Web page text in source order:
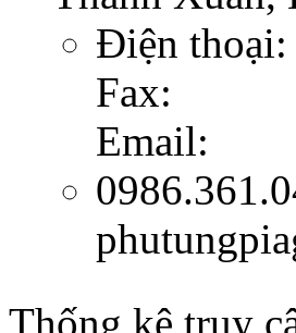
Điện thoại:
Fax:
Email:
Thống kê truy